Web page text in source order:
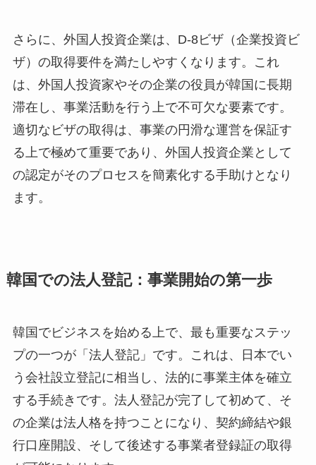
さらに、外国人投資企業は、D-8ビザ（企業投資ビ
ザ）の取得要件を満たしやすくなります。これ
は、外国人投資家やその企業の役員が韓国に長期
滞在し、事業活動を行う上で不可欠な要素です。
適切なビザの取得は、事業の円滑な運営を保証す
る上で極めて重要であり、外国人投資企業として
の認定がそのプロセスを簡素化する手助けとなり
ます。
韓国での法人登記：事業開始の第一歩
韓国でビジネスを始める上で、最も重要なステッ
プの一つが「法人登記」です。これは、日本でい
う会社設立登記に相当し、法的に事業主体を確立
する手続きです。法人登記が完了して初めて、そ
の企業は法人格を持つことになり、契約締結や銀
行口座開設、そして後述する事業者登録証の取得